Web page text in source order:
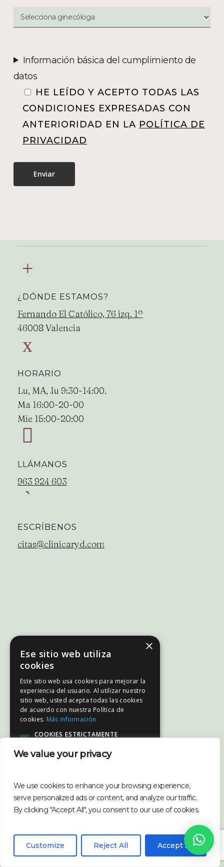
We value your privacy
We use cookies to enhance your browsing experience,
serve personalized ads or content, and analyze our traffic.
By clicking "Accept All", you consent to our use of cookies.
Customize Reject All Accept All
Información básica del cumplimiento de
datos
HE LEÍDO Y ACEPTO TODAS LAS
CONDICIONES EXPRESADAS CON
ANTERIORIDAD EN LA POLÍTICA DE
PRIVACIDAD
¿DÓNDE ESTAMOS?
Fernando El Católico, 76 izq. 1º
46008 Valencia
HORARIO
Lu, MA, Ju 9:30-14:00.
Ma 16:00-20-00
Mie 15:00-20:00
LLÁMANOS
963 924 603
ESCRÍBENOS
citas@clinicaryd.com
×
Ese sitio web utiliza
cookies
Este sitio web usa cookies para mejorar la
experiencia del usuario. Al utilizar nuestro
sitio web, usted acepta todas las cookies
de acuerdo con nuestra Política de
cookies. Más información
COOKIES ESTRICTAMENTE
COOKIES DE RENDIMIENTO
COOKIES DE FUNCIONALIDAD
ACEPTAR TODO RECHAZAR TODO
POWERED BY COOKIESCRIPT